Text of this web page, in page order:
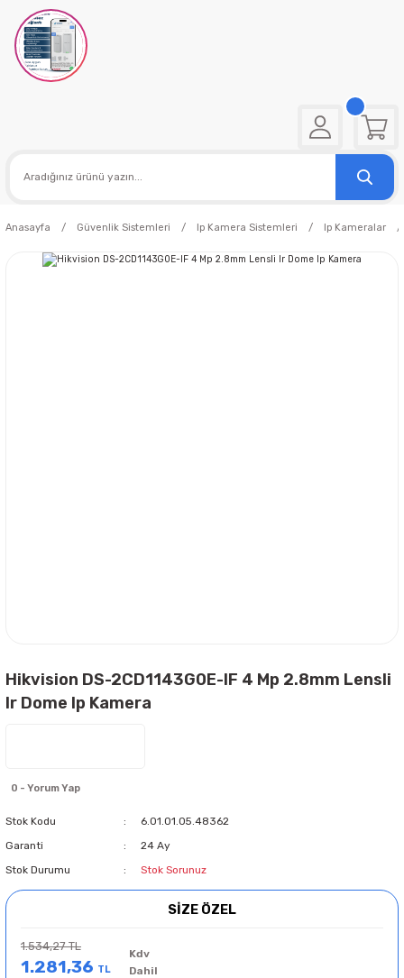
Anasayfa Güvenlik Sistemleri Ip Kamera Sistemleri Ip Kameralar
Hikvision DS-2CD1143G0E-IF 4 Mp 2.8mm Lensli
Ir Dome Ip Kamera
0 - Yorum Yap
Stok Kodu
6.01.01.05.48362
Garanti
24 Ay
Stok Durumu
Stok Sorunuz
SİZE ÖZEL
1.534,27 TL
1.281,36 TL
Kdv
Dahil